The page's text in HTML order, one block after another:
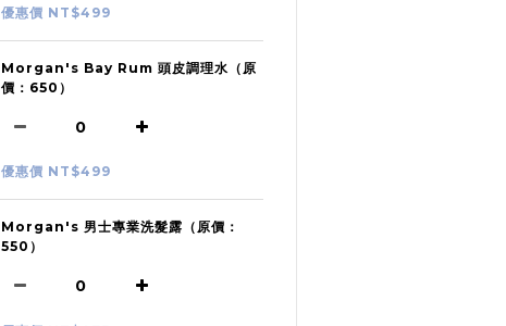
優惠價 NT$499
Morgan's Bay Rum 頭皮調理水（原
價：650）
優惠價 NT$499
Morgan's 男士專業洗髮露（原價：
550）